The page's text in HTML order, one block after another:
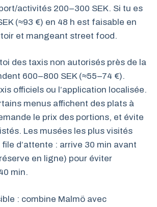
activités 200–300 SEK. Si tu es
(≈93 €) en 48 h est faisable en
et mangeant street food.
des taxis non autorisés près de la
600–800 SEK (≈55–74 €).
officiels ou l’application localisée.
menus affichent des plats à
le prix des portions, et évite
Les musées les plus visités
d’attente : arrive 30 min avant
en ligne) pour éviter
min.
: combine Malmö avec